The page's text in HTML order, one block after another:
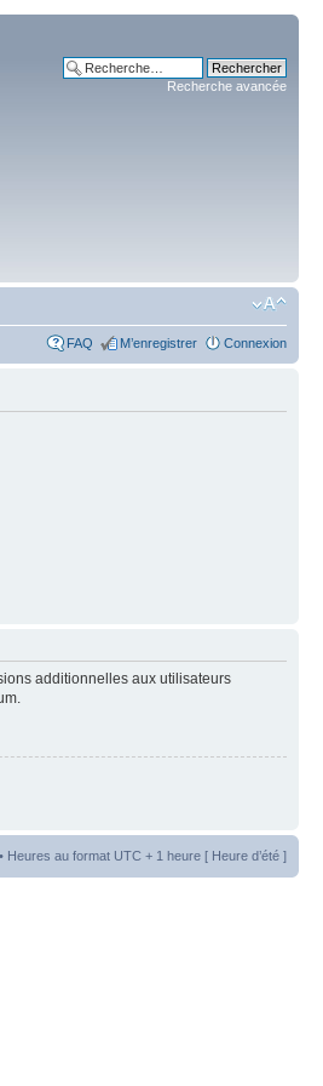
Recherche avancée
FAQ M’enregistrer Connexion
additionnelles aux utilisateurs
• Heures au format UTC + 1 heure [ Heure d’été ]